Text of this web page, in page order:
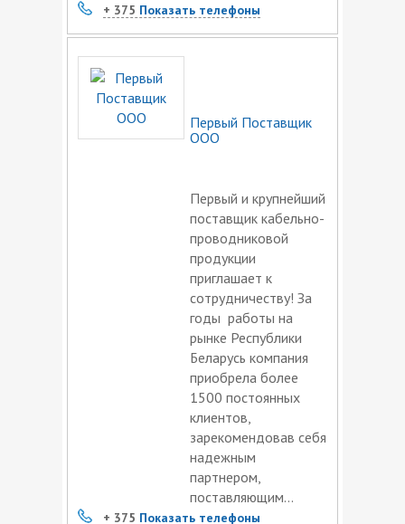
+ 375 Показать телефоны
Первый Поставщик
ООО
Первый и крупнейший
поставщик кабельно-
проводниковой
продукции
приглашает к
сотрудничеству! За
годы работы на
рынке Республики
Беларусь компания
приобрела более
1500 постоянных
клиентов,
зарекомендовав себя
надежным
партнером,
поставляющим...
+ 375 Показать телефоны